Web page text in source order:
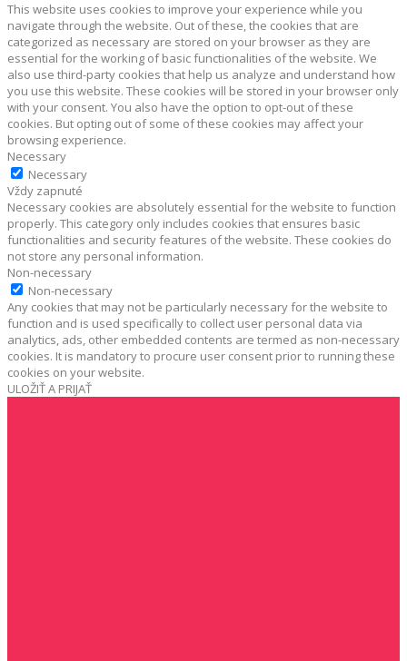
This website uses cookies to improve your experience while you
navigate through the website. Out of these, the cookies that are
categorized as necessary are stored on your browser as they are
essential for the working of basic functionalities of the website. We
also use third-party cookies that help us analyze and understand how
you use this website. These cookies will be stored in your browser only
with your consent. You also have the option to opt-out of these
cookies. But opting out of some of these cookies may affect your
browsing experience.
Necessary
Necessary
Vždy zapnuté
Necessary cookies are absolutely essential for the website to function
properly. This category only includes cookies that ensures basic
functionalities and security features of the website. These cookies do
not store any personal information.
Non-necessary
Non-necessary
Any cookies that may not be particularly necessary for the website to
function and is used specifically to collect user personal data via
analytics, ads, other embedded contents are termed as non-necessary
cookies. It is mandatory to procure user consent prior to running these
cookies on your website.
ULOŽIŤ A PRIJAŤ